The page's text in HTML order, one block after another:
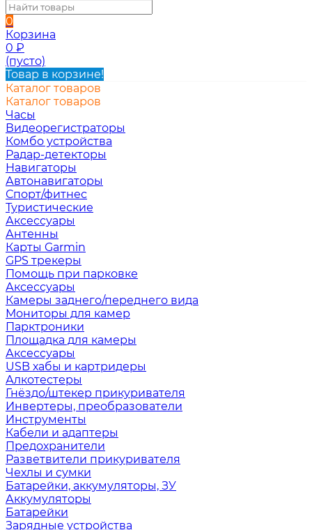
0
Корзина
0 ₽
(пусто)
Товар в корзине!
Каталог товаров
Каталог товаров
Часы
Видеорегистраторы
Комбо устройства
Радар-детекторы
Навигаторы
Автонавигаторы
Спорт/фитнес
Туристические
Аксессуары
Антенны
Карты Garmin
GPS трекеры
Помощь при парковке
Аксессуары
Камеры заднего/переднего вида
Мониторы для камер
Парктроники
Площадка для камеры
Аксессуары
USB хабы и картридеры
Алкотестеры
Гнёздо/штекер прикуривателя
Инвертеры, преобразователи
Инструменты
Кабели и адаптеры
Предохранители
Разветвители прикуривателя
Чехлы и сумки
Батарейки, аккумуляторы, ЗУ
Аккумуляторы
Батарейки
Зарядные устройства